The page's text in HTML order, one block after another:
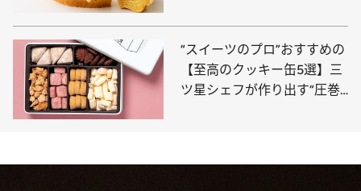
トーショコラ、大人向けバー
ムクーヘンなど限定スイーツ
10選
“スイーツのプロ”おすすめの
【至高のクッキー缶5選】三
ツ星シェフが作り出す“圧巻